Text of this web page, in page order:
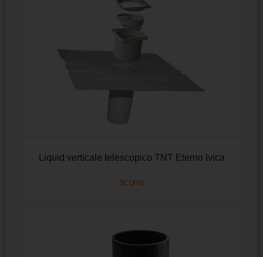
Liquid verticale telescopico TNT Eterno Ivica
SCOPRI